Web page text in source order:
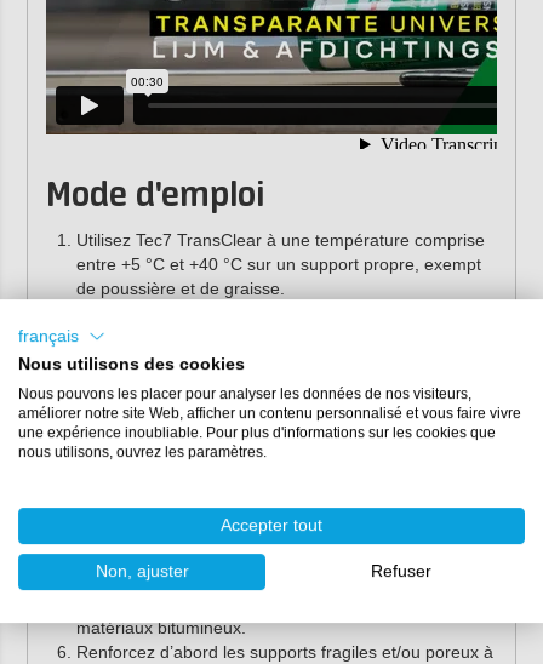
Mode d'emploi
Utilisez Tec7 TransClear à une température comprise
entre +5 °C et +40 °C sur un support propre, exempt
de poussière et de graisse.
& Finish
pourrez éliminer les polymères Tec7 non durcis. En
cas de salissures importantes, nous vous
recommandons d'utiliser le nettoyantTec7 Cleaner.
Appliquez le mastic à l'aide d'un pistolet manuel ou
pneumatique.
compositions, ainsi que des matériaux sensibles à la
corrosion sous contrainte, il est recommandé de
procéder à des essais préalables.
Testez l’adhérence sur les plastiques, les peintures en
matériaux bitumineux.
Renforcez d’abord les supports fragiles et/ou poreux à
français
Nous utilisons des cookies
Nous pouvons les placer pour analyser les données de nos visiteurs,
améliorer notre site Web, afficher un contenu personnalisé et vous faire vivre
une expérience inoubliable. Pour plus d'informations sur les cookies que
nous utilisons, ouvrez les paramètres.
Accepter tout
Non, ajuster Refuser